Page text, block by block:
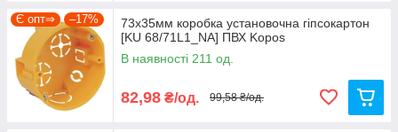
Є опт⇒ –17%
73х35мм коробка установочна гіпсокартон
[KU 68/71L1_NA] ПВХ Kopos
В наявності 211 од.
82,98 ₴/од. 99,58 ₴/од.